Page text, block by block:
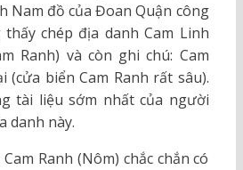
Nam đồ của Đoan Quận công
chép địa danh Cam Linh
Ranh) và còn ghi chú: Cam
(cửa biển Cam Ranh rất sâu).
tài liệu sớm nhất của người
danh này.
Ranh (Nôm) chắc chắn có